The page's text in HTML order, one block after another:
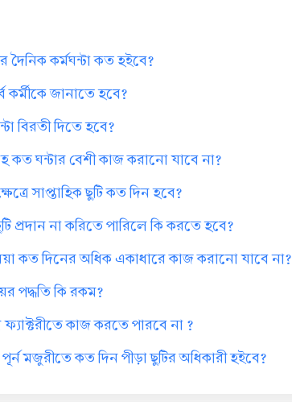
দৈনিক কর্মঘন্টা কত হইবে?
কর্মীকে জানাতে হবে?
বিরতী দিতে হবে?
কত ঘন্টার বেশী কাজ করানো যাবে না?
সাপ্তাহিক ছুটি কত দিন হবে?
প্রদান না করিতে পারিলে কি করতে হবে?
কত দিনের অধিক একাধারে কাজ করানো যাবে না?
পদ্ধতি কি রকম?
কাজ করতে পারবে না ?
পূর্ন মজুরীতে কত দিন পীড়া ছুটির অধিকারী হইবে?